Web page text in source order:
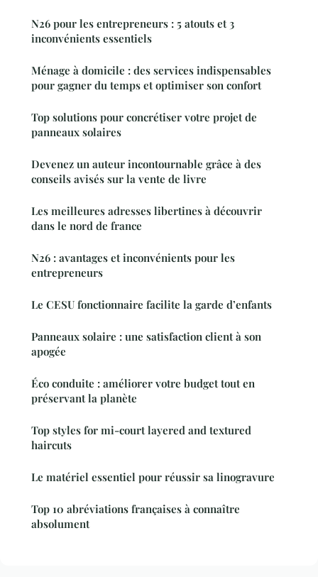
N26 pour les entrepreneurs : 5 atouts et 3
inconvénients essentiels
Ménage à domicile : des services indispensables
pour gagner du temps et optimiser son confort
Top solutions pour concrétiser votre projet de
panneaux solaires
Devenez un auteur incontournable grâce à des
conseils avisés sur la vente de livre
Les meilleures adresses libertines à découvrir
dans le nord de france
N26 : avantages et inconvénients pour les
entrepreneurs
Le CESU fonctionnaire facilite la garde d’enfants
Panneaux solaire : une satisfaction client à son
apogée
Éco conduite : améliorer votre budget tout en
préservant la planète
Top styles for mi-court layered and textured
haircuts
Le matériel essentiel pour réussir sa linogravure
Top 10 abréviations françaises à connaître
absolument